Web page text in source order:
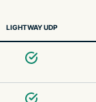
LIGHTWAY UDP